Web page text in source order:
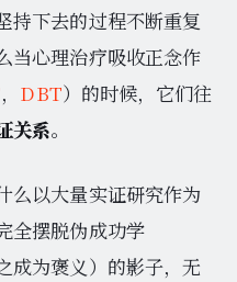
持下去的过程不断重复
当心理治疗吸收正念作
， DBT）的时候，它们往
关系。
么以大量实证研究作为
全摆脱伪成功学
成为褒义）的影子，无